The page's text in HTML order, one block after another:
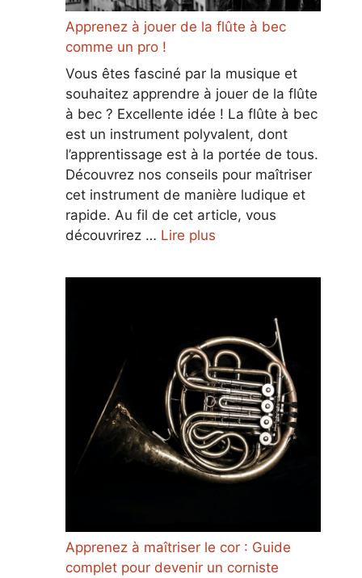
Apprenez à jouer de la flûte à bec
comme un pro !
Vous êtes fasciné par la musique et
souhaitez apprendre à jouer de la flûte
à bec ? Excellente idée ! La flûte à bec
est un instrument polyvalent, dont
l’apprentissage est à la portée de tous.
Découvrez nos conseils pour maîtriser
cet instrument de manière ludique et
rapide. Au fil de cet article, vous
découvrirez … Lire plus
Apprenez à maîtriser le cor : Guide
complet pour devenir un corniste